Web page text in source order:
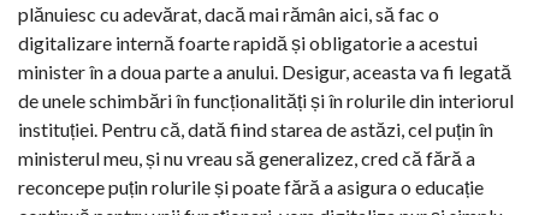
plănuiesc cu adevărat, dacă mai rămân aici, să fac o
digitalizare internă foarte rapidă și obligatorie a acestui
minister în a doua parte a anului. Desigur, aceasta va fi legată
de unele schimbări în funcționalități și în rolurile din interiorul
instituției. Pentru că, dată fiind starea de astăzi, cel puțin în
ministerul meu, și nu vreau să generalizez, cred că fără a
reconcepe puțin rolurile și poate fără a asigura o educație